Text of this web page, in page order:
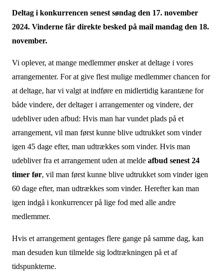
Deltag i konkurrencen senest søndag den 17. november
2024. Vinderne får direkte besked på mail mandag den 18.
november.
Vi oplever, at mange medlemmer ønsker at deltage i vores
arrangementer. For at give flest mulige medlemmer chancen for
at deltage, har vi valgt at indføre en midlertidig karantæne for
både vindere, der deltager i arrangementer og vindere, der
udebliver uden afbud: Hvis man har vundet plads på et
arrangement, vil man først kunne blive udtrukket som vinder
igen 45 dage efter, man udtrækkes som vinder. Hvis man
udebliver fra et arrangement uden at melde afbud senest 24
timer før, vil man først kunne blive udtrukket som vinder igen
60 dage efter, man udtrækkes som vinder. Herefter kan man
igen indgå i konkurrencer på lige fod med alle andre
medlemmer.
Hvis et arrangement gentages flere gange på samme dag, kan
man desuden kun tilmelde sig lodtrækningen på et af
tidspunkterne.